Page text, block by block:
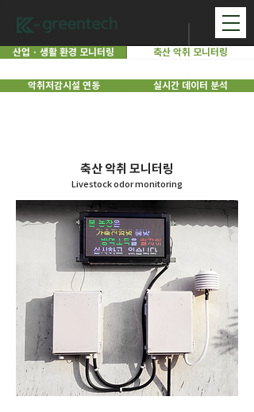
산업 · 생활 환경 모니터링 축산 악취 모니터링
실시간 데이터 분석
악취저감시설 연동
축산 악취 모니터링
Livestock odor monitoring